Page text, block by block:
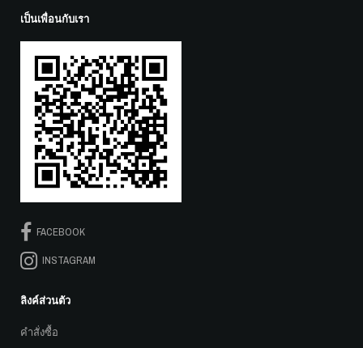
เป็นเพื่อนกับเรา
FACEBOOK
INSTAGRAM
ลิงค์ส่วนตัว
คำสั่งซื้อ